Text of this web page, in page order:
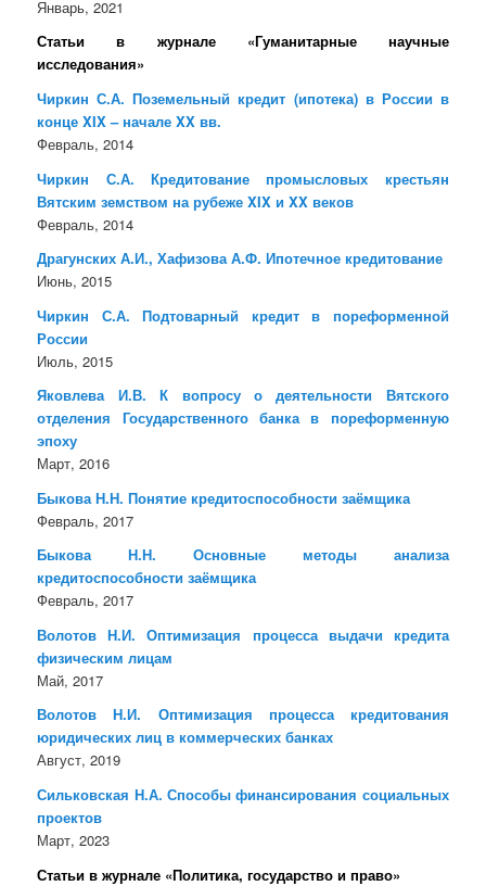
Январь, 2021
Статьи в журнале «Гуманитарные научные
исследования»
Чиркин С.А. Поземельный кредит (ипотека) в России в
конце XIX – начале XX вв.
Февраль, 2014
Чиркин С.А. Кредитование промысловых крестьян
Вятским земством на рубеже XIX и XX веков
Февраль, 2014
Драгунских А.И., Хафизова А.Ф. Ипотечное кредитование
Июнь, 2015
Чиркин С.А. Подтоварный кредит в пореформенной
России
Июль, 2015
Яковлева И.В. К вопросу о деятельности Вятского
отделения Государственного банка в пореформенную
эпоху
Март, 2016
Быкова Н.Н. Понятие кредитоспособности заёмщика
Февраль, 2017
Быкова Н.Н. Основные методы анализа
кредитоспособности заёмщика
Февраль, 2017
Волотов Н.И. Оптимизация процесса выдачи кредита
физическим лицам
Май, 2017
Волотов Н.И. Оптимизация процесса кредитования
юридических лиц в коммерческих банках
Август, 2019
Сильковская Н.А. Способы финансирования социальных
проектов
Март, 2023
Статьи в журнале «Политика, государство и право»